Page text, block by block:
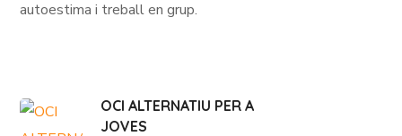
autoestima i treball en grup.
OCI ALTERNATIU PER A
JOVES